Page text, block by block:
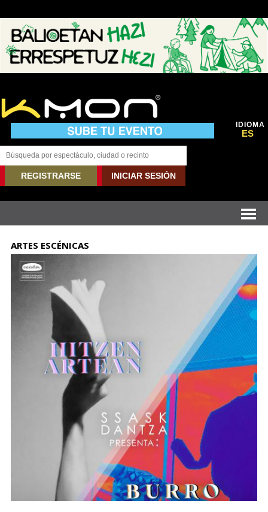
IDIOMA
ES
REGISTRARSE INICIAR SESIÓN
ARTES ESCÉNICAS